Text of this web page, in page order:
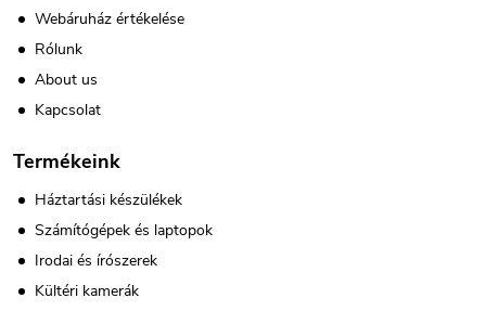
Webáruház értékelése
Rólunk
About us
Kapcsolat
Termékeink
Háztartási készülékek
Számítógépek és laptopok
Irodai és írószerek
Kültéri kamerák